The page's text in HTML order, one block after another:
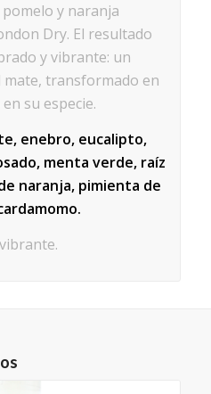
y naranja
Dry. El resultado
y vibrante: un
transformado en
su especie.
enebro, eucalipto,
menta verde, raíz
naranja, pimienta de